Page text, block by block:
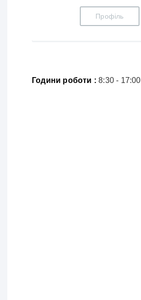
Профіль
Години роботи :8:30 - 17:00